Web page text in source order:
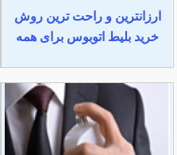
ارزانترین و راحت ترین روش
خرید بلیط اتوبوس برای همه